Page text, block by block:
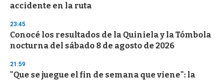
accidente en la ruta
23:45
Conocé los resultados de la Quiniela y la Tómbola
nocturna del sábado 8 de agosto de 2026
21:59
"Que se juegue el fin de semana que viene": la